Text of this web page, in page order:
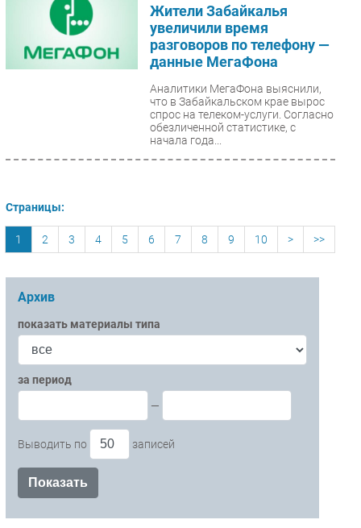
Жители Забайкалья
увеличили время
разговоров по телефону —
данные МегаФона
Аналитики МегаФона выяснили,
что в Забайкальском крае вырос
спрос на телеком-услуги. Согласно
обезличенной статистике, с
начала года...
Страницы:
1 2 3 4 5 6 7 8 9 10 > >>
Архив
показать материалы типа
за период
—
Выводить по записей